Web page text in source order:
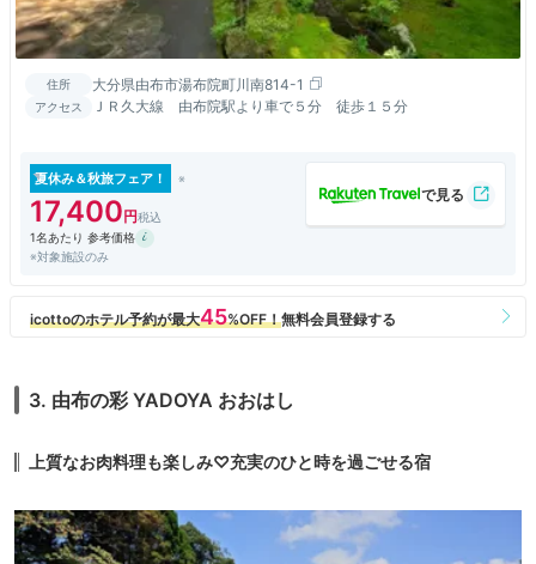
住所 大分県由布市湯布院町川南814-1
アクセス ＪＲ久大線 由布院駅より車で５分 徒歩１５分
夏休み＆秋旅フェア！
17,400
1名あたり 参考価格
※対象施設のみ
3. 由布の彩 YADOYA おおはし
上質なお肉料理も楽しみ♡充実のひと時を過ごせる宿